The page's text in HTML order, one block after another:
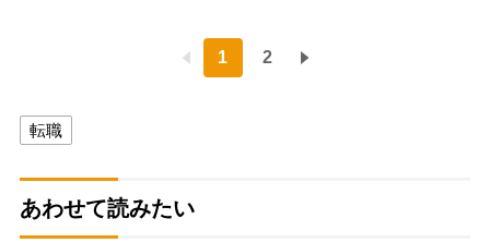
1 2
転職
あわせて読みたい